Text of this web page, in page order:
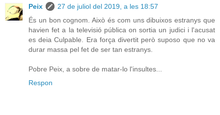
Peix
27 de juliol del 2019, a les 18:57
És un bon cognom. Això és com uns dibuixos estranys que
havien fet a la televisió pública on sortia un judici i l'acusat
es deia Culpable. Era força divertit però suposo que no va
durar massa pel fet de ser tan estranys.
Pobre Peix, a sobre de matar-lo l'insultes...
Respon